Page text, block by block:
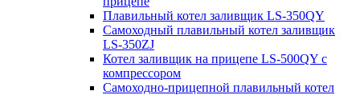
Плавильный котел заливщик LS-350QY
Самоходный плавильный котел заливщик
LS-350ZJ
Котел заливщик на прицепе LS-500QY с
компрессором
Самоходно-прицепной плавильный котел